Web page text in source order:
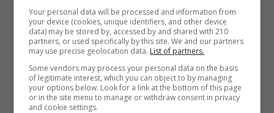
Your personal data will be processed and information from
your device (cookies, unique identifiers, and other device
data) may be stored by, accessed by and shared with 210
partners, or used specifically by this site. We and our partners
may use precise geolocation data. List of partners.
Some vendors may process your personal data on the basis
of legitimate interest, which you can object to by managing
your options below. Look for a link at the bottom of this page
or in the site menu to manage or withdraw consent in privacy
and cookie settings.